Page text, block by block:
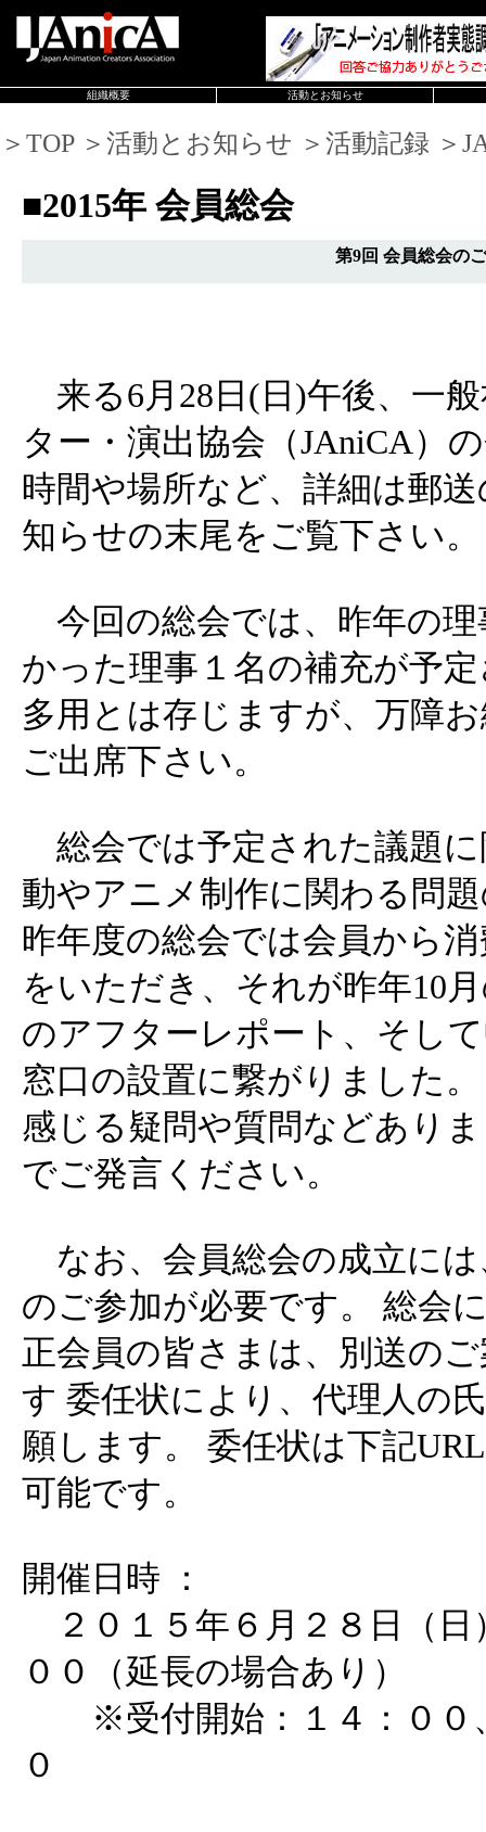
組織概要 活動とお知らせ
＞TOP ＞活動とお知らせ ＞活動記録 ＞
■2015年 会員総会
第9回 会員総会の
来る6月28日(日)午後、一
ター・演出協会（JAniCA）
時間や場所など、詳細は郵
知らせの末尾をご覧下さい。
今回の総会では、昨年の
かった理事１名の補充が予
多用とは存じますが、万障
ご出席下さい。
総会では予定された議題に
動やアニメ制作に関わる問
昨年度の総会では会員から
をいただき、それが昨年10
のアフターレポート、そし
窓口の設置に繋がりました
感じる疑問や質問などあり
でご発言ください。
なお、会員総会の成立には
のご参加が必要です。 総会
正会員の皆さまは、別送の
す 委任状により、代理人の
願します。 委任状は下記
可能です。
開催日時 ：
２０１５年６月２８日（日
００（延長の場合あり）
※受付開始：１４：００
０